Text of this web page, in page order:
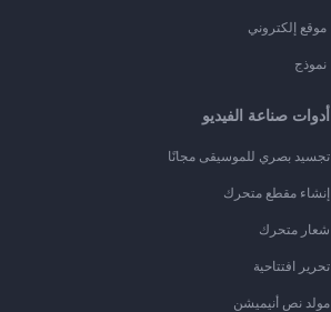
موقع إلكتروني
نموذج
أدوات صناعة الفيديو
تجسيد بصري للموسيقى مجانًا
إنشاء مقطع متحرك
شعار متحرك
تحرير افتتاحية
مولد نص أنيميشن